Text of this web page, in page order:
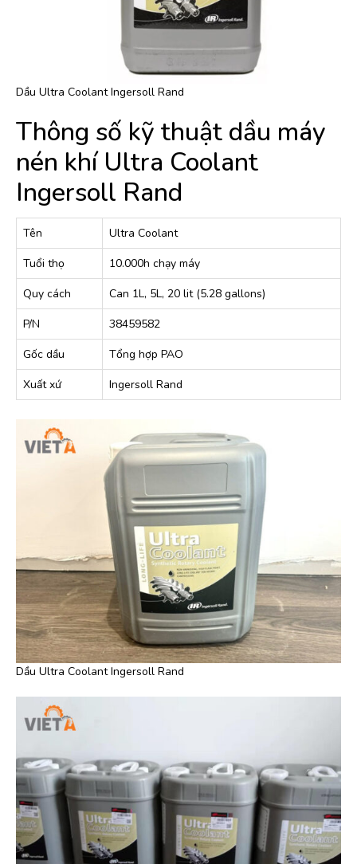
Dầu Ultra Coolant Ingersoll Rand
Thông số kỹ thuật dầu máy
nén khí Ultra Coolant
Ingersoll Rand
Tên
Ultra Coolant
Tuổi thọ
10.000h chạy máy
Quy cách
Can 1L, 5L, 20 lit (5.28 gallons)
P/N
38459582
Gốc dầu
Tổng hợp PAO
Xuất xứ
Ingersoll Rand
Dầu Ultra Coolant Ingersoll Rand